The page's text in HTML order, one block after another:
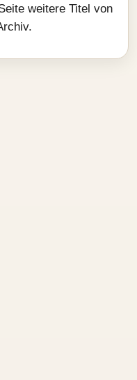
weitere Titel von